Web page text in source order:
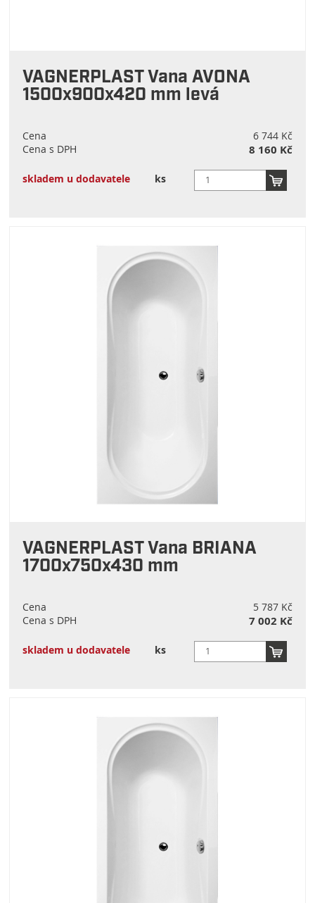
VAGNERPLAST Vana AVONA
1500x900x420 mm levá
Cena
6 744 Kč
Cena s DPH
8 160 Kč
skladem u dodavatele ks
VAGNERPLAST Vana BRIANA
1700x750x430 mm
Cena
5 787 Kč
Cena s DPH
7 002 Kč
skladem u dodavatele ks